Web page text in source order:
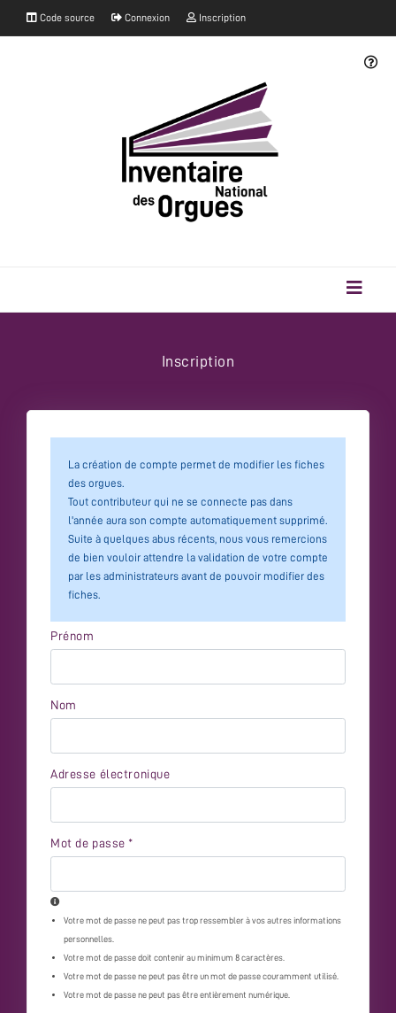
Code source Connexion Inscription
Inscription
La création de compte permet de modifier les fiches
des orgues.
Tout contributeur qui ne se connecte pas dans
l'année aura son compte automatiquement supprimé.
Suite à quelques abus récents, nous vous remercions
de bien vouloir attendre la validation de votre compte
par les administrateurs avant de pouvoir modifier des
fiches.
Prénom
Nom
Adresse électronique
Mot de passe *
Votre mot de passe ne peut pas trop ressembler à vos autres informations
personnelles.
Votre mot de passe doit contenir au minimum 8 caractères.
Votre mot de passe ne peut pas être un mot de passe couramment utilisé.
Votre mot de passe ne peut pas être entièrement numérique.